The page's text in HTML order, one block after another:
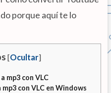
porque aquí te lo
[Ocultar]
mp3 con VLC
con VLC en Windows